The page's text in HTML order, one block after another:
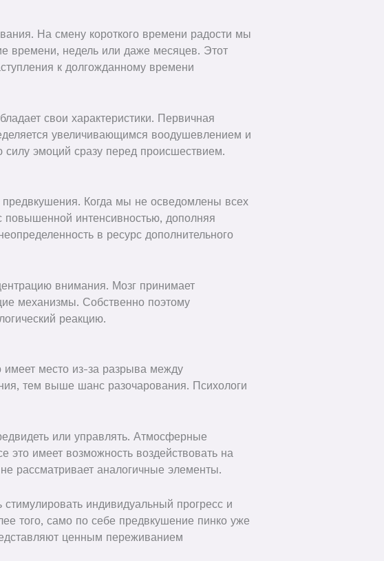
На смену короткого времени радости мы
времени, недель или даже месяцев. Этот
к долгожданному времени
свои характеристики. Первичная
увеличивающимся воодушевлением и
эмоций сразу перед происшествием.
предвкушения. Когда мы не осведомлены всех
повышенной интенсивностью, дополняя
в ресурс дополнительного
внимания. Мозг принимает
механизмы. Собственно поэтому
реакцию.
место из-за разрыва между
тем выше шанс разочарования. Психологи
или управлять. Атмосферные
имеет возможность воздействовать на
рассматривает аналогичные элементы.
индивидуальный прогресс и
того, само по себе предвкушение пинко уже
ценным переживанием